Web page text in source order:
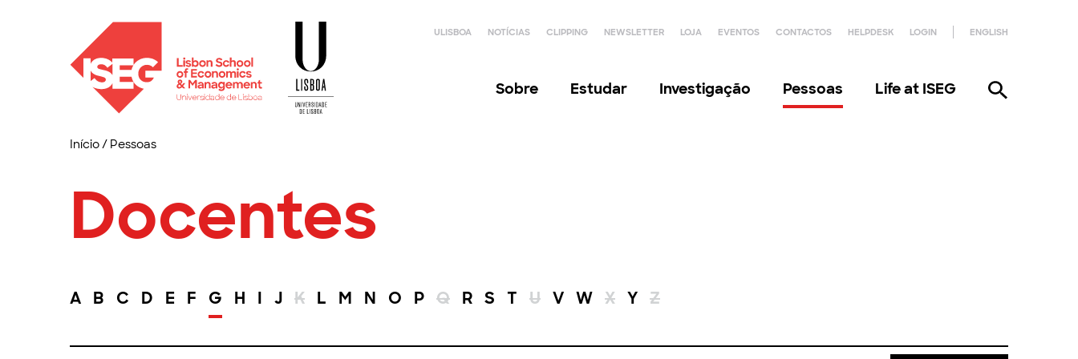
ULISBOA NOTÍCIAS CLIPPING NEWSLETTER LOJA EVENTOS CONTACTOS HELPDESK LOGIN ENGLISH
Sobre Estudar Investigação Pessoas Life at ISEG
Início/ Pessoas
Docentes
A B C D E F G H I J K L M N O P Q R S T U V W X Y Z